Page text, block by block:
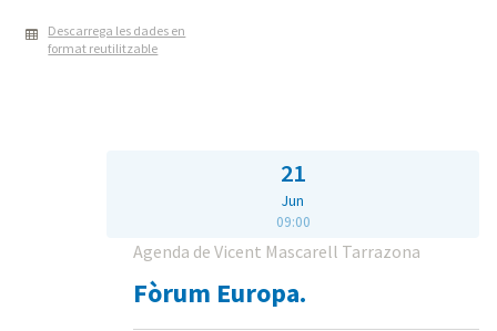
Descarrega les dades en
format reutilitzable
21
Jun
09:00
Agenda de Vicent Mascarell Tarrazona
Fòrum Europa.